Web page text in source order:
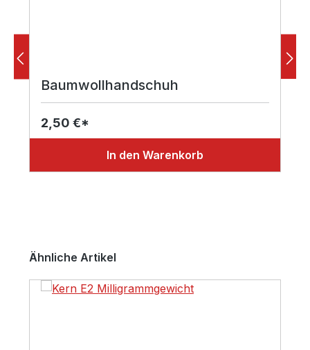
Baumwollhandschuh
2,50 €*
In den Warenkorb
Produktgalerie überspringen
Ähnliche Artikel